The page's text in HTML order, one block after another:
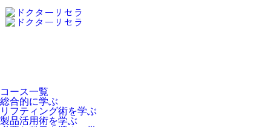
Dr.Recella Academy
について
コース一覧
総合的に学ぶ
リフティング術を学ぶ
製品活用術を学ぶ